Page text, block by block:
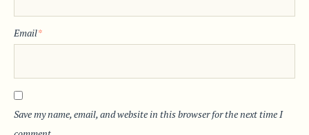
Email*
Save my name, email, and website in this browser for the next time I